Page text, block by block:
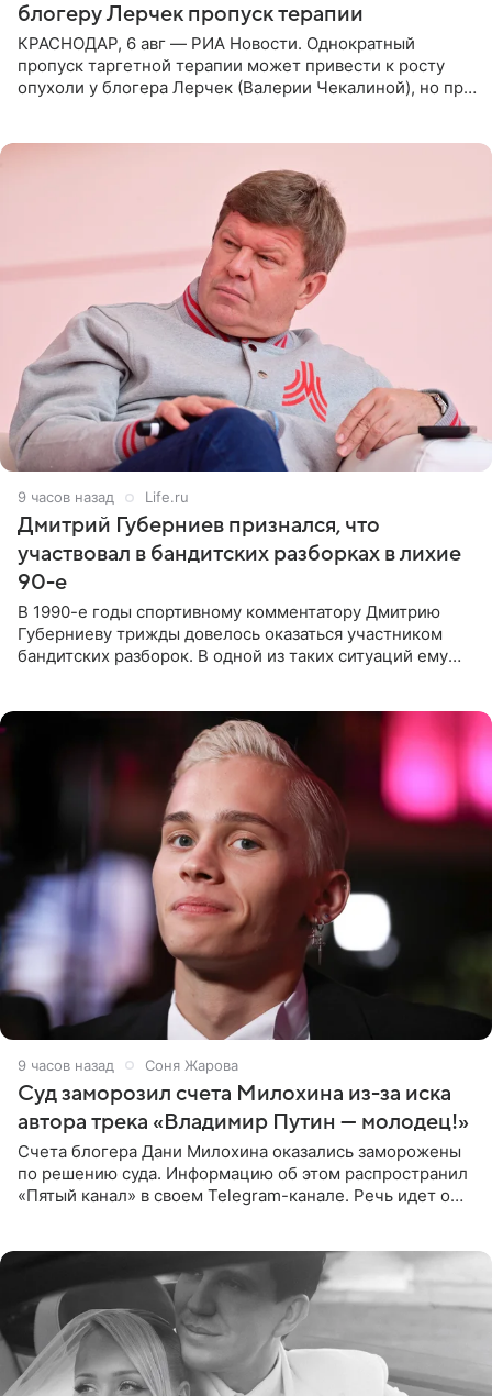
блогеру Лерчек пропуск терапии
КРАСНОДАР, 6 авг — РИА Новости. Однократный
пропуск таргетной терапии может привести к росту
опухоли у блогера Лерчек (Валерии Чекалиной), но при
9 часов назад Life.ru
Дмитрий Губерниев признался, что
участвовал в бандитских разборках в лихие
90-е
В 1990-е годы спортивному комментатору Дмитрию
Губерниеву трижды довелось оказаться участником
бандитских разборок. В одной из таких ситуаций ему
9 часов назад Соня Жарова
Суд заморозил счета Милохина из-за иска
автора трека «Владимир Путин — молодец!»
Счета блогера Дани Милохина оказались заморожены
по решению суда. Информацию об этом распространил
«Пятый канал» в своем Telegram-канале. Речь идет о